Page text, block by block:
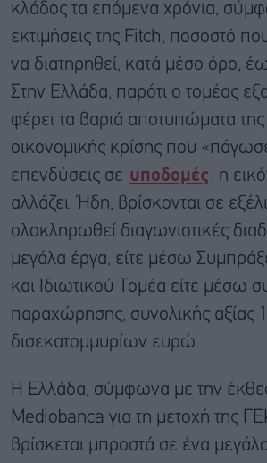
κλάδος τα επόμενα χρόνια,
εκτιμήσεις της Fitch, ποσοστό
να διατηρηθεί, κατά μέσο όρο,
Στην Ελλάδα, παρότι ο τομέας
φέρει τα βαριά αποτυπώματα
οικονομικής κρίσης που
επενδύσεις σε υποδομές, η
αλλάζει. Ήδη, βρίσκονται σε
ολοκληρωθεί διαγωνιστικές
μεγάλα έργα, είτε μέσω
και Ιδιωτικού Τομέα είτε μέσω
παραχώρησης, συνολικής αξίας
δισεκατομμυρίων ευρώ.
Η Ελλάδα, σύμφωνα με την
Mediobanca για τη μετοχή της
βρίσκεται μπροστά σε ένα